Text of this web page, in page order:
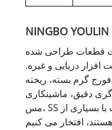
NINGBO YOULIN
قطعات طراحی شده
دریایی و غیره.
فورج گرم بسته، ریخته
گری دقیق، ماشینکاری CNC در مواد برنج، آلومینیوم،
مس، SS و غیره. ما به روابط طولانی مدت با بسیاری از
افتخار می کنیم